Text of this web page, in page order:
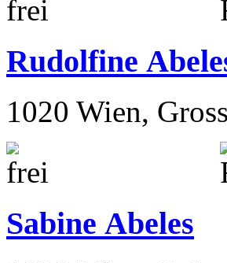
Rudolfine
1020 Wien,
Sabine Abeles